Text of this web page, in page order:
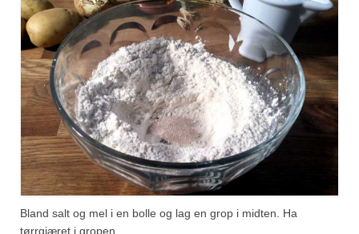
Bland salt og mel i en bolle og lag en grop i midten. Ha
tørrgjæret i gropen.